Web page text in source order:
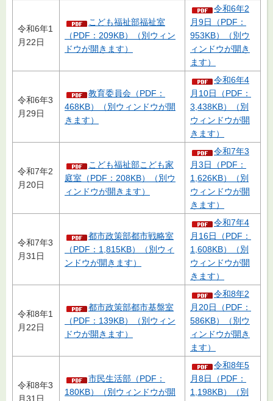
令和6年1
月22日
こども福祉部福祉室
（PDF：209KB）（別ウィン
ドウが開きます）
令和6年2
月9日（PDF：
953KB）（別ウ
ィンドウが開き
ます）
令和6年3
月29日
教育委員会（PDF：
468KB）（別ウィンドウが開
きます）
令和6年4
月10日（PDF：
3,438KB）（別
ウィンドウが開
きます）
令和7年2
月20日
こども福祉部こども家
庭室（PDF：208KB）（別ウ
ィンドウが開きます）
令和7年3
月3日（PDF：
1,626KB）（別
ウィンドウが開
きます）
令和7年3
月31日
都市政策部都市戦略室
（PDF：1,815KB）（別ウィ
ンドウが開きます）
令和7年4
月16日（PDF：
1,608KB）（別
ウィンドウが開
きます）
令和8年1
月22日
都市政策部都市基盤室
（PDF：139KB）（別ウィン
ドウが開きます）
令和8年2
月20日（PDF：
586KB）（別ウ
ィンドウが開き
ます）
令和8年3
月31日
市民生活部（PDF：
180KB）（別ウィンドウが開
令和8年5
月8日（PDF：
1,198KB）（別